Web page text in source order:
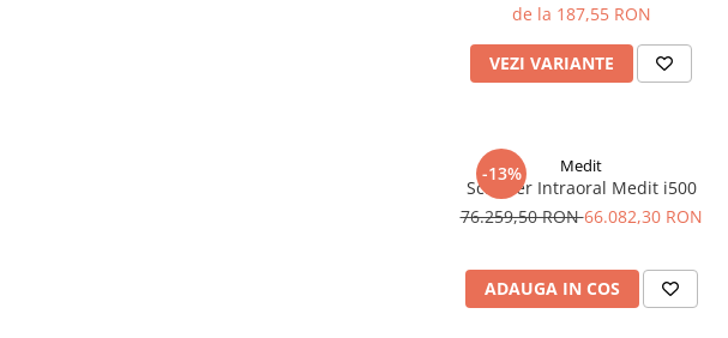
de la 187,55 RON
VEZI VARIANTE
-13% Medit
Scanner Intraoral Medit i500
76.259,50 RON66.082,30 RON
ADAUGA IN COS